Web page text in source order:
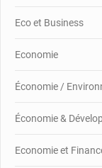
Eco et Business
Economie
Économie /
Économie &
Economie et